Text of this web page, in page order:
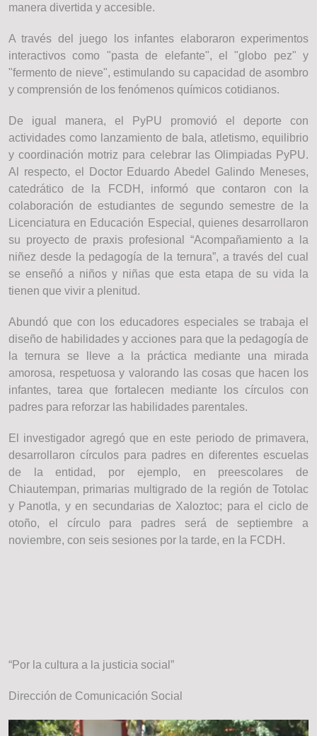
manera divertida y accesible.
A través del juego los infantes elaboraron experimentos
interactivos como "pasta de elefante", el "globo pez" y
"fermento de nieve", estimulando su capacidad de asombro
y comprensión de los fenómenos químicos cotidianos.
De igual manera, el PyPU promovió el deporte con
actividades como lanzamiento de bala, atletismo, equilibrio
y coordinación motriz para celebrar las Olimpiadas PyPU.
Al respecto, el Doctor Eduardo Abedel Galindo Meneses,
catedrático de la FCDH, informó que contaron con la
colaboración de estudiantes de segundo semestre de la
Licenciatura en Educación Especial, quienes desarrollaron
su proyecto de praxis profesional “Acompañamiento a la
niñez desde la pedagogía de la ternura”, a través del cual
se enseñó a niños y niñas que esta etapa de su vida la
tienen que vivir a plenitud.
Abundó que con los educadores especiales se trabaja el
diseño de habilidades y acciones para que la pedagogía de
la ternura se lleve a la práctica mediante una mirada
amorosa, respetuosa y valorando las cosas que hacen los
infantes, tarea que fortalecen mediante los círculos con
padres para reforzar las habilidades parentales.
El investigador agregó que en este periodo de primavera,
desarrollaron círculos para padres en diferentes escuelas
de la entidad, por ejemplo, en preescolares de
Chiautempan, primarias multigrado de la región de Totolac
y Panotla, y en secundarias de Xaloztoc; para el ciclo de
otoño, el círculo para padres será de septiembre a
noviembre, con seis sesiones por la tarde, en la FCDH.
“Por la cultura a la justicia social”
Dirección de Comunicación Social